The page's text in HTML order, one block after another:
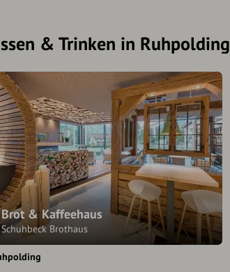
& Trinken in Ruhpolding
Brot & Kaffeehaus
Schuhbeck Brothaus